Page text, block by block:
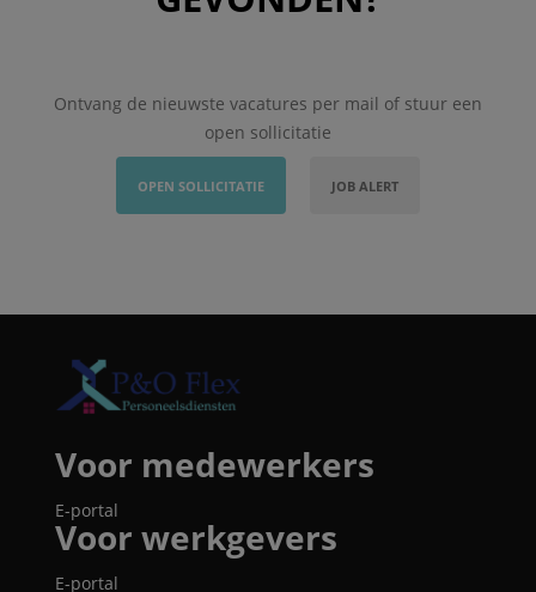
Ontvang de nieuwste vacatures per mail of stuur een
open sollicitatie
OPEN SOLLICITATIE JOB ALERT
Voor medewerkers
E-portal
Voor werkgevers
E-portal